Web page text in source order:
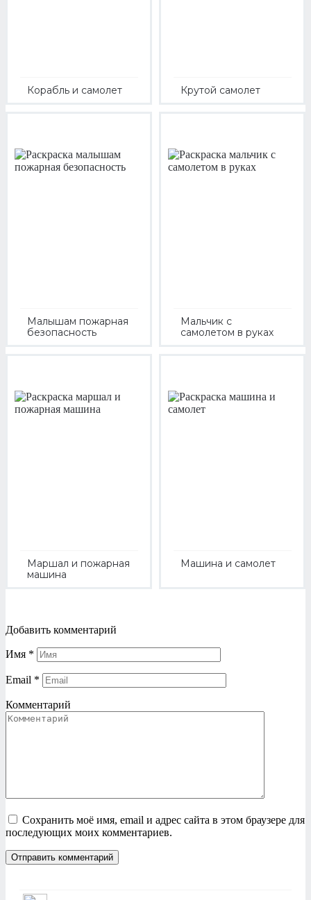
Корабль и самолет Крутой самолет
Малышам пожарная
безопасность
Мальчик с
самолетом в руках
Маршал и пожарная
машина
Машина и самолет
Добавить комментарий
Имя *
Email *
Комментарий
Сохранить моё имя, email и адрес сайта в этом браузере для
последующих моих комментариев.